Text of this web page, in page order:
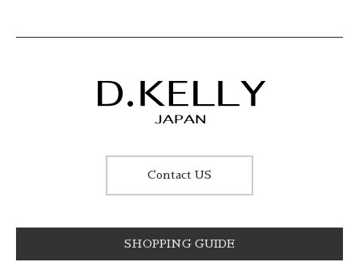
Contact US
SHOPPING GUIDE